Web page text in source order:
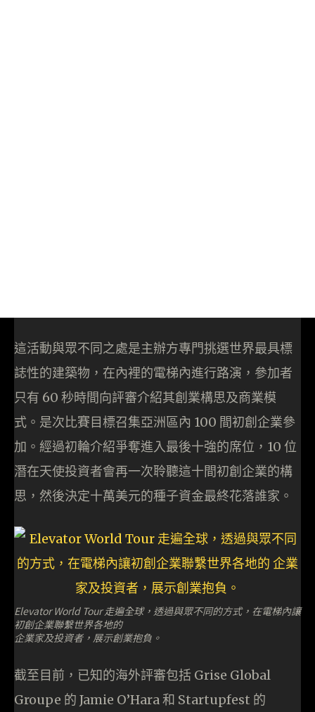
這活動與眾不同之處是主辦方專門挑選世界最具標
誌性的建築物，在內裡的電梯內進行路演，參加者
只有 60 秒時間向評審介紹其創業構思及商業模
式。是次比賽目標召集亞洲區內 100 間初創企業參
加。經過初輪介紹爭奪進入最後十強的席位，10 位
潛在天使投資者會再一次聆聽這十間初創企業的構
思，然後決定十萬美元的種子資金最終花落誰家。
Elevator World Tour 走遍全球，透過與眾不同的方式，在電梯內讓
初創企業聯繫世界各地的
企業家及投資者，展示創業抱負。
截至目前，已知的海外評審包括 Grise Global
Groupe 的 Jamie O’Hara 和 Startupfest 的